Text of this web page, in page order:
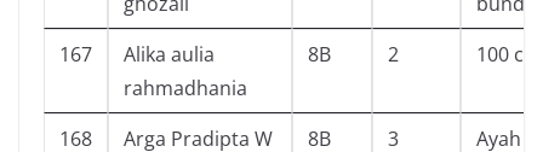
167
Alika aulia
rahmadhania
8B 2 100
168 Arga Pradipta W 8B 3
Ayah